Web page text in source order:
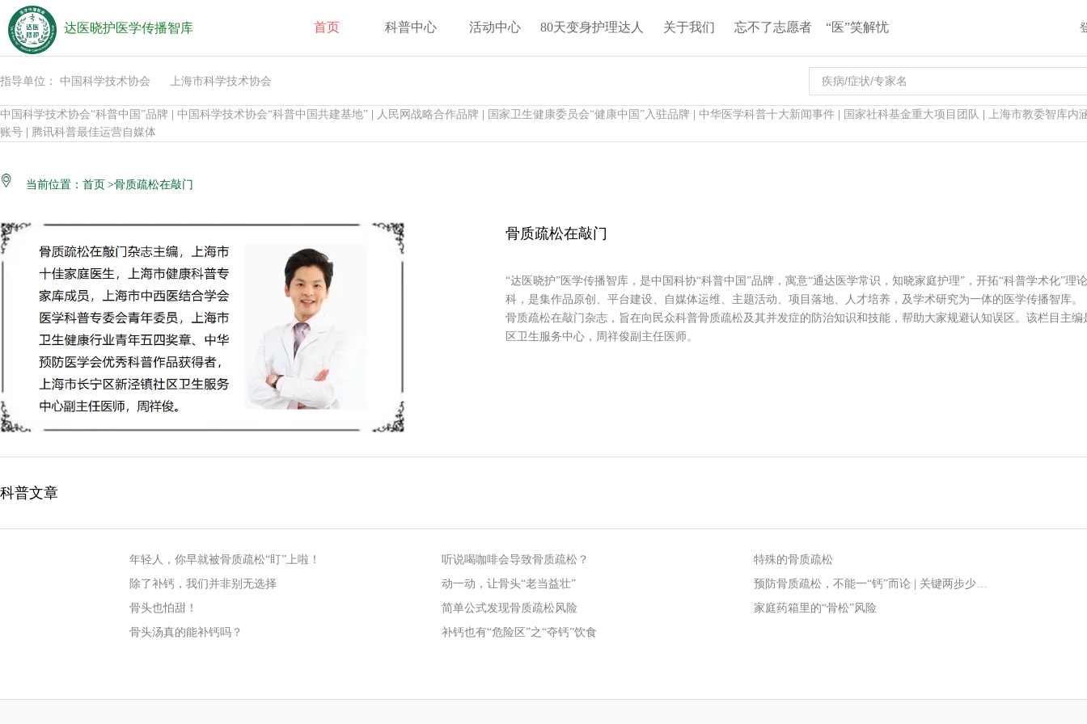
达医晓护医学传播智库 首页 科普中心 活动中心 80天变身护理达人 关于我们 忘不了志愿者 “医”笑解忧
指导单位： 中国科学技术协会 上海市科学技术协会
中国科学技术协会“科普中国”品牌 中国科学技术协会“科普中国共建基地” 人民网战略合作品牌 国家卫生健康委员会“健康中国”入驻品牌 中华医学科普十大新闻事件 国家社科基金重大项目团队
上海市教委智库内
账号
腾讯科普最佳运营自媒体
当前位置： 首页 >骨质疏松在敲门
骨质疏松在敲门
“达医晓护”医学传播智库，是中国科协“科普中国”品牌，寓意“通达医学常识，知晓家庭护理”，开拓“科普学术化”理
科，是集作品原创、平台建设、自媒体运维、主题活动、项目落地、人才培养，及学术研究为一体的医学传播智库。
骨质疏松在敲门杂志，旨在向民众科普骨质疏松及其并发症的防治知识和技能，帮助大家规避认知误区。该栏目主
区卫生服务中心，周祥俊副主任医师。
科普文章
年轻人，你早就被骨质疏松“盯”上啦！ 听说喝咖啡会导致骨质疏松？
特殊的骨质疏松
除了补钙，我们并非别无选择
动一动，让骨头“老当益壮”
骨头也怕甜！
简单公式发现骨质疏松风险
家庭药箱里的“骨松”风险
骨头汤真的能补钙吗？
补钙也有“危险区”之“夺钙”饮食